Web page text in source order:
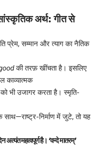
अर्थ: गीत से
प्रेम, सम्मान और त्याग का नैतिक
की तरफ़ खींचता है। इसलिए
काव्यात्मक
भी उजागर करता है। स्मृति-
निर्माण में जुटे, तो यह
महत्वपूर्ण है। ‘वन्दे मातरम्’